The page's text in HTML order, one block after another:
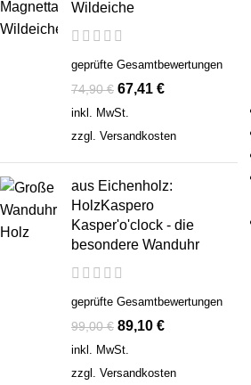
Wildeiche
geprüfte Gesamtbewertungen
74,90€ 67,41 €
inkl. MwSt.
zzgl. Versandkosten
aus Eichenholz:
HolzKaspero
Kasper'o'clock - die
besondere Wanduhr
geprüfte Gesamtbewertungen
99,00€ 89,10 €
inkl. MwSt.
zzgl. Versandkosten